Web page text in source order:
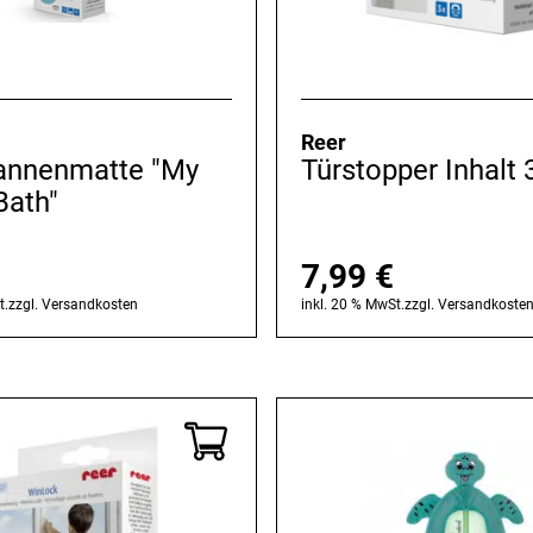
"My
zzgl.Versandkosten
Reer
Türstopper Inhalt
7,99 €
inkl. 20 % MwSt.zzgl. Versandkosten